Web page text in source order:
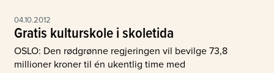
04.10.2012
Gratis kulturskole i skoletida
OSLO: Den rødgrønne regjeringen vil bevilge 73,8
millioner kroner til én ukentlig time med